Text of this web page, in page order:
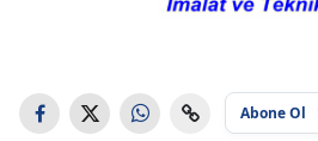
Abone Ol